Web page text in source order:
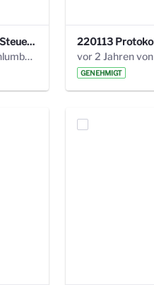
20220706 Protokoll 33. Steuerungskreis.pdf
vor 2 Jahren von Anni Schlumberger
GENEHMIGT